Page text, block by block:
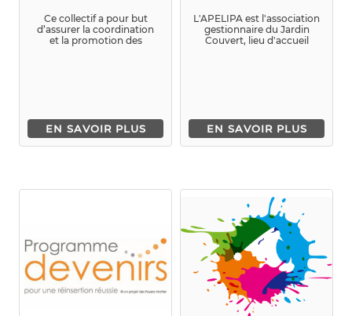
Ce collectif a pour but
d’assurer la coordination
et la promotion des
EN SAVOIR PLUS
L'APELIPA est l'association
gestionnaire du Jardin
Couvert, lieu d'accueil
EN SAVOIR PLUS